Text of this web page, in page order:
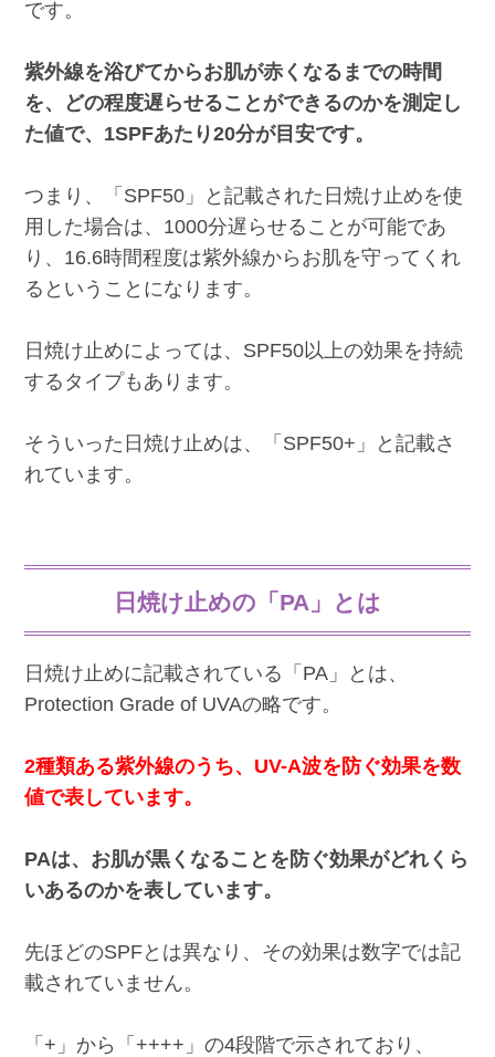
です。
紫外線を浴びてからお肌が赤くなるまでの時間
を、どの程度遅らせることができるのかを測定し
た値で、1SPFあたり20分が目安です。
つまり、「SPF50」と記載された日焼け止めを使
用した場合は、1000分遅らせることが可能であ
り、16.6時間程度は紫外線からお肌を守ってくれ
るということになります。
日焼け止めによっては、SPF50以上の効果を持続
するタイプもあります。
そういった日焼け止めは、「SPF50+」と記載さ
れています。
日焼け止めの「PA」とは
日焼け止めに記載されている「PA」とは、
Protection Grade of UVAの略です。
2種類ある紫外線のうち、UV-A波を防ぐ効果を数
値で表しています。
PAは、お肌が黒くなることを防ぐ効果がどれくら
いあるのかを表しています。
先ほどのSPFとは異なり、その効果は数字では記
載されていません。
「+」から「++++」の4段階で示されており、